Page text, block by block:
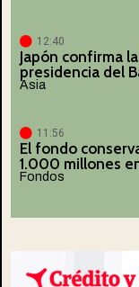
12:40
Japón confirma
presidencia del
Asia
11:56
El fondo
1.000 millones
Fondos